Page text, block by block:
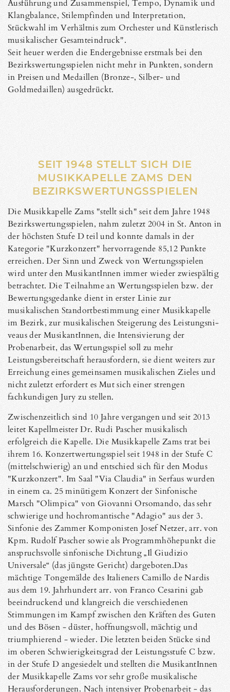
Ausführung und Zusammenspiel, Tempo, Dynamik und
Klangbalance, Stilempfinden und Interpretation,
Stückwahl im Verhältnis zum Orchester und Künstlerisch
musikali­scher Gesamteindruck".
Seit heuer werden die Endergebnisse erstmals bei den
Bezirkswertungsspielen nicht mehr in Punkten, sondern
in Preisen und Medaillen (Bronze-, Silber- und
Goldmedaillen) ausgedrückt.
SEIT 1948 STELLT SICH DIE
MUSIKKAPELLE ZAMS DEN
BEZIRKSWERTUNGSSPIELEN
Die Musikkapelle Zams "stellt sich" seit dem Jahre 1948
Bezirkswertungsspielen, nahm zuletzt 2004 in St. Anton in
der höchsten Stufe D teil und konnte damals in der
Kategorie "Kurzkonzert" hervor­ragende 85,12 Punkte
erreichen. Der Sinn und Zweck von Wertungsspielen
wird unter den MusikantInnen immer wieder zwiespältig
betrachtet. Die Teilnahme an Wertungsspielen bzw. der
Bewertungsgedanke dient in erster Linie zur
musikalischen Standortbestimmung einer Musikkapelle
im Bezirk, zur musikalischen Steigerung des Leistungsni­
veaus der MusikantIn­nen, die Intensivierung der
Probenarbeit, das Wertungsspiel soll zu mehr
Leistungsbereitschaft herausfordern, sie dient weiters zur
Erreichung eines gemeinsamen musikali­schen Zieles und
nicht zuletzt erfordert es Mut sich einer strengen
fachkundigen Jury zu stellen.
Zwischenzeitlich sind 10 Jahre vergangen und seit 2013
leitet Kapellmeister Dr. Rudi Pascher musikalisch
erfolgreich die Kapelle. Die Musikkapelle Zams trat bei
ihrem 16. Konzertwertungsspiel seit 1948 in der Stufe C
(mittelschwierig) an und entschied sich für den Modus
"Kurzkonzert". Im Saal "Via Claudia" in Serfaus wurden
in einem ca. 25 minütigem Konzert der Sinfonische
Marsch "Olimpica" von Giovanni Orsomando, das sehr
schwierige und hochromantische "Adagio" aus der 3.
Sinfonie des Zammer Komponisten Josef Netzer, arr. von
Kpm. Rudolf Pascher sowie als Programmhöhepunkt die
anspruchsvolle sinfonische Dichtung „Il Giudizio
Universale“ (das jüngste Gericht) dargeboten.Das
mächtige Tongemälde des Italieners Camillo de Nardis
aus dem 19. Jahrhundert arr. von Franco Cesarini gab
beeindruckend und klangreich die verschiedenen
Stimmungen im Kampf zwischen den Kräften des Guten
und des Bösen - düster, hoffnungsvoll, mächtig und
triumphierend - wieder. Die letzten beiden Stücke sind
im oberen Schwierigkeitsgrad der Leistungsstufe C bzw.
in der Stufe D angesiedelt und stellten die MusikantInnen
der Musikkapelle Zams vor sehr große musikalische
Herausforderungen. Nach intensiver Probenarbeit - das